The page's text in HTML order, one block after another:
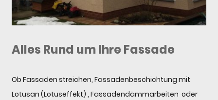
Alles Rund um Ihre Fassade
Ob Fassaden streichen, Fassadenbeschichtung mit
Lotusan (Lotuseffekt) , Fassadendämmarbeiten oder